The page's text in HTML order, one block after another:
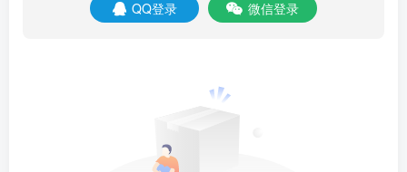
QQ登录 微信登录